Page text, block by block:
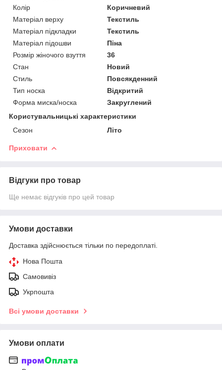
Колір
Коричневий
Матеріал верху
Текстиль
Матеріал підкладки
Текстиль
Матеріал підошви
Піна
Розмір жіночого взуття
36
Стан
Новий
Стиль
Повсякденний
Тип носка
Відкритий
Форма миска/носка
Закруглений
Користувальницькі характеристики
Сезон
Літо
Приховати
Відгуки про товар
Ще немає відгуків про цей товар
Умови доставки
Доставка здійснюється тільки по передоплаті.
Нова Пошта
Самовивіз
Укрпошта
Всі умови доставки
Умови оплати